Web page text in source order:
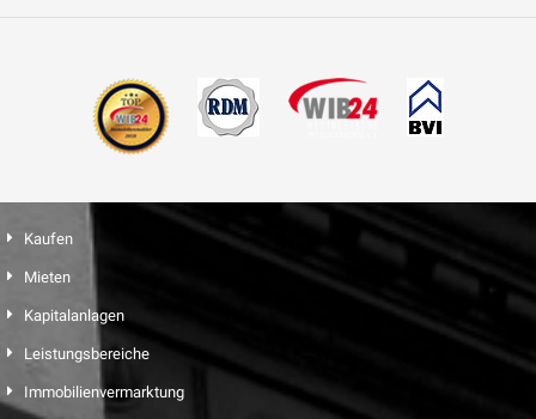
Kaufen
Mieten
Kapitalanlagen
Leistungsbereiche
Immobilienvermarktung